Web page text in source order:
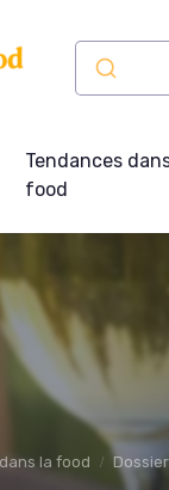
Tendances
food
la food